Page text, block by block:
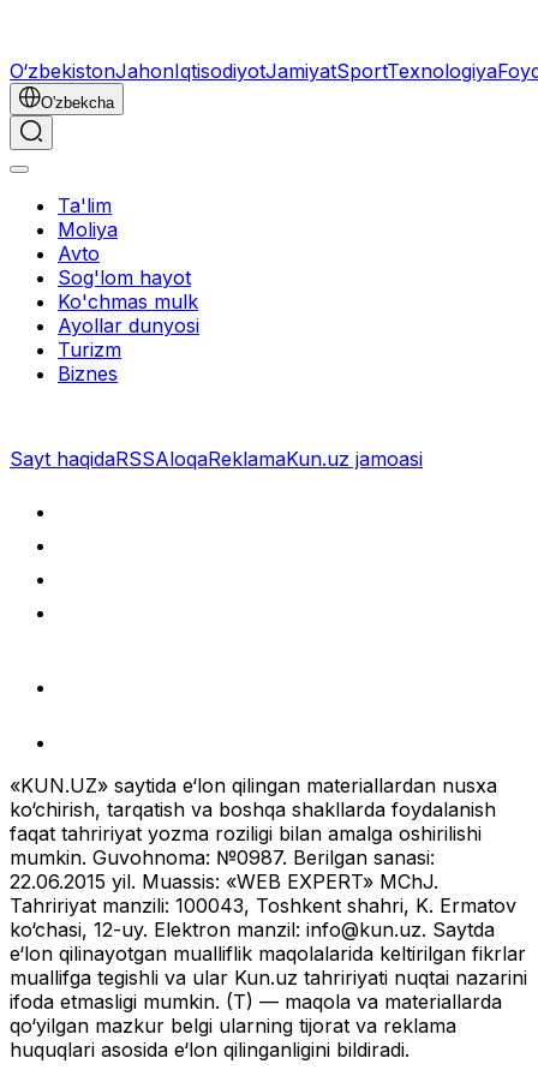
O‘zbekistonJahonIqtisodiyotJamiyatSportTexnologiya
O'zbekcha
Ta'lim
Moliya
Avto
Sog'lom hayot
Ko'chmas mulk
Ayollar dunyosi
Turizm
Biznes
Sayt haqidaRSSAloqaReklamaKun.uz jamoasi
«KUN.UZ» saytida e‘lon qilingan materiallardan nusxa
ko‘chirish, tarqatish va boshqa shakllarda foydalanish
faqat tahririyat yozma roziligi bilan amalga oshirilishi
mumkin. Guvohnoma: №0987. Berilgan sanasi:
22.06.2015 yil. Muassis: «WEB EXPERT» MChJ.
Tahririyat manzili: 100043, Toshkent shahri, K. Ermatov
ko‘chasi, 12-uy. Elektron manzil: info@kun.uz. Saytda
e‘lon qilinayotgan mualliflik maqolalarida keltirilgan fikrlar
muallifga tegishli va ular Kun.uz tahririyati nuqtai nazarini
ifoda etmasligi mumkin. (T) — maqola va materiallarda
qo‘yilgan mazkur belgi ularning tijorat va reklama
huquqlari asosida e‘lon qilinganligini bildiradi.